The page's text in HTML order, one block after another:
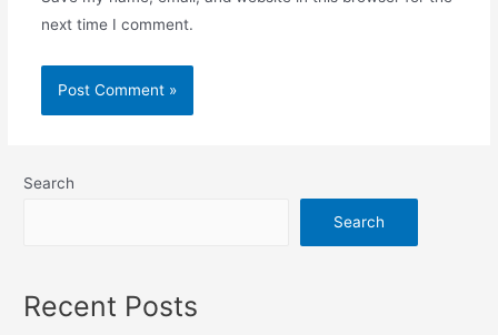
next time I comment.
Search
Search
Recent Posts